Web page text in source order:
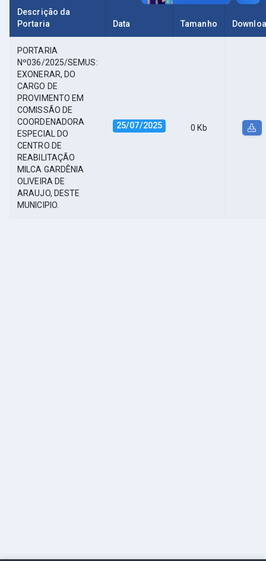
Descrição da
Portaria
Data Tamanho
PORTARIA
Nº036/2025/SEMUS:
EXONERAR, DO
CARGO DE
PROVIMENTO EM
COMISSÃO DE
COORDENADORA
ESPECIAL DO
CENTRO DE
REABILITAÇÃO
MILCA GARDÊNIA
OLIVEIRA DE
ARAUJO, DESTE
MUNICIPIO.
25/07/2025 0 Kb